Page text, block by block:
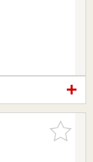
お気に入
りに追加